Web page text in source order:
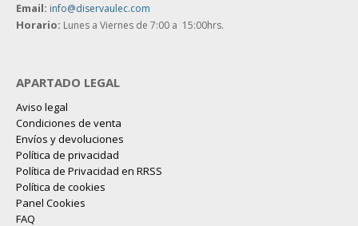
Email: info@diservaulec.com
Horario: Lunes a Viernes de 7:00 a 15:00hrs.
APARTADO LEGAL
Aviso legal
Condiciones de venta
Envíos y devoluciones
Política de privacidad
Política de Privacidad en RRSS
Política de cookies
Panel Cookies
FAQ